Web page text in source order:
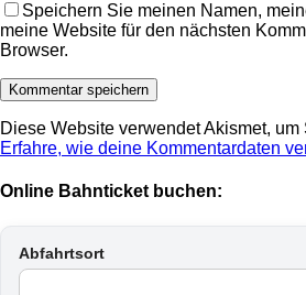
Speichern Sie meinen Namen,
meine Website für den nächsten
Browser.
Diese Website verwendet Akismet,
Erfahre, wie deine Kommentardaten
Online Bahnticket buchen:
Abfahrtsort